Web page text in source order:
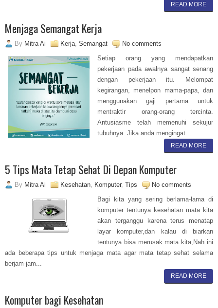
READ MORE
Menjaga Semangat Kerja
By Mitra Ai Kerja Semangat
No comments
Setiap orang yang mendapatkan
pekerjaan pada awalnya sangat senang
dengan pekerjaan itu. Melompat
kegirangan, menelpon mama-papa, dan
menggunakan gaji pertama untuk
mentraktir orang-orang tercinta.
Antusiasme telah memenuhi sekujur
tubuhnya. Jika anda mengingat...
READ MORE
5 Tips Mata Tetap Sehat Di Depan Komputer
By Mitra Ai Kesehatan Komputer, Tips
No comments
Bagi kita yang sering berlama-lama di
komputer tentunya kesehatan mata kita
akan terganggu karena terus menatap
layar komputer,dan kalau di biarkan
tentunya bisa merusak mata kita,Nah ini
ada beberapa tips untuk menjaga mata agar mata tetap sehat selama
berjam-jam...
READ MORE
Komputer bagi Kesehatan